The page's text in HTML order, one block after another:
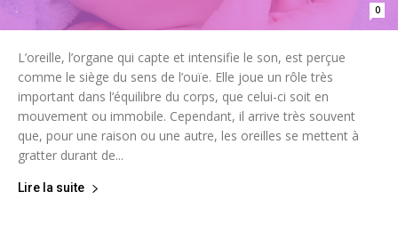
- 0
L’oreille, l’organe qui capte et intensifie le son, est perçue
comme le siège du sens de l’ouïe. Elle joue un rôle très
important dans l’équilibre du corps, que celui-ci soit en
mouvement ou immobile. Cependant, il arrive très souvent
que, pour une raison ou une autre, les oreilles se mettent à
gratter durant de...
Lire la suite